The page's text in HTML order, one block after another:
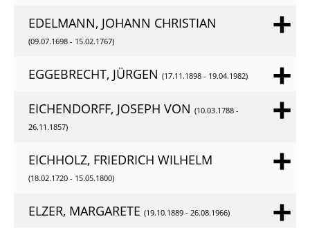
EDELMANN, JOHANN CHRISTIAN
(09.07.1698 - 15.02.1767)
EGGEBRECHT, JÜRGEN (17.11.1898 - 19.04.1982)
EICHENDORFF, JOSEPH VON (10.03.1788 -
26.11.1857)
EICHHOLZ, FRIEDRICH WILHELM
(18.02.1720 - 15.05.1800)
ELZER, MARGARETE (19.10.1889 - 26.08.1966)